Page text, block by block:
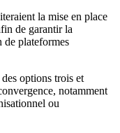
la mise en place
de garantir la
de plateformes
options trois et
notamment
ou